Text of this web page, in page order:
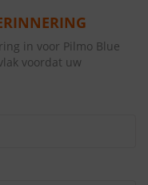
in voor Pilmo Blue
voordat uw